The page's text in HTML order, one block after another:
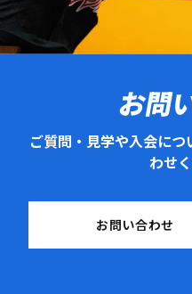
お問
ご質問・見学や入会に
わせ
お問い合わせ